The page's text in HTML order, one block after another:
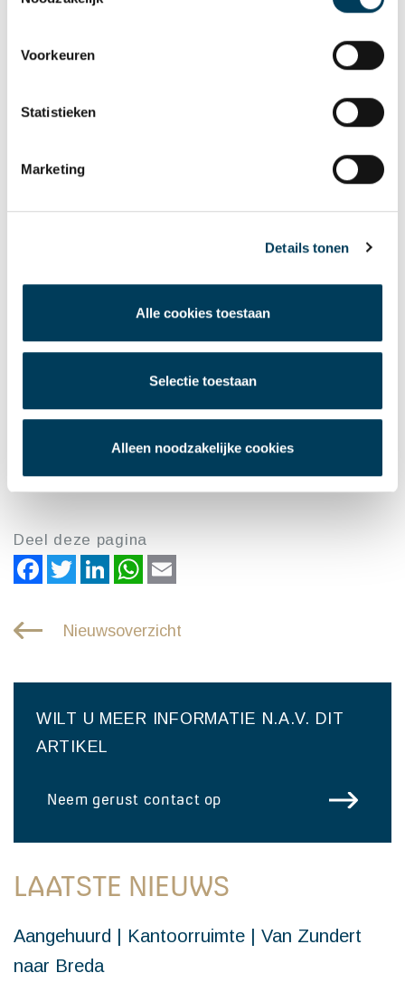
Voorkeuren
Statistieken
Marketing
Details tonen
Alle cookies toestaan
Selectie toestaan
Alleen noodzakelijke cookies
Sander Breugelmans is zeer tevreden het contract te
hebben getekend met de succesvolle Duitse retailer:
stimuleert het begrip en de ontwikkeling van
relaties. Ondersteuning bieden, die vaak veel
een dak”, is onze tweede natuur. Het is geweldig
langdurige partner Lidl.”
De Lobel & Partners – vastgoedexperts – die samen
met Cushman & Wakefield belast waren met de
verhuur van dit object.
Deel deze pagina
FacebookTwitterLinkedInWhatsApp
Nieuwsoverzicht
WILT U MEER INFORMATIE N.A.V. DIT
ARTIKEL
Neem gerust contact op
LAATSTE NIEUWS
Aangehuurd | Kantoorruimte | Van Zundert
naar Breda